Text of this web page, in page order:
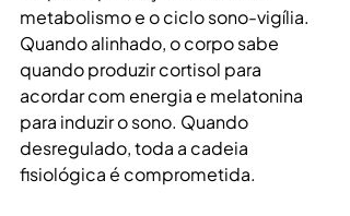
metabolismo e o ciclo sono-vigília.
Quando alinhado, o corpo sabe
quando produzir cortisol para
acordar com energia e melatonina
para induzir o sono. Quando
desregulado, toda a cadeia
fisiológica é comprometida.